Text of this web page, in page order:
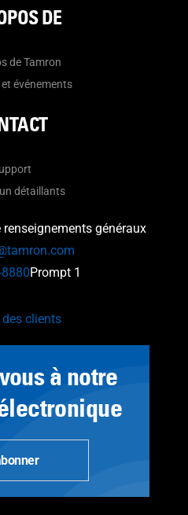
DE
de Tamron
événements
détaillants
généraux
Prompt 1
à notre